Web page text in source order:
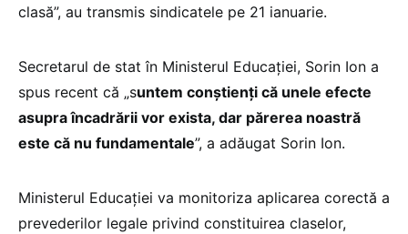
clasă”, au transmis sindicatele pe 21 ianuarie.
Secretarul de stat în Ministerul Educației, Sorin Ion a
spus recent că „suntem conștienți că unele efecte
asupra încadrării vor exista, dar părerea noastră
este că nu fundamentale”, a adăugat Sorin Ion.
Ministerul Educației va monitoriza aplicarea corectă a
prevederilor legale privind constituirea claselor,